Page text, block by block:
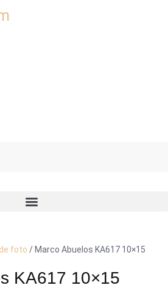
foto / Marco Abuelos KA617 10×15
KA617 10×15